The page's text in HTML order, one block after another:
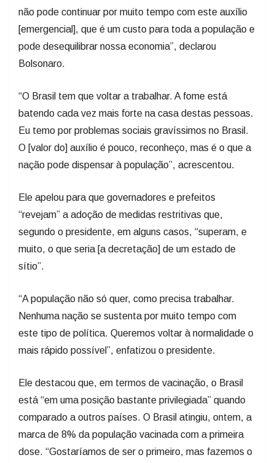
não pode continuar por muito tempo com este auxílio
[emergencial], que é um custo para toda a população e
pode desequilibrar nossa economia”, declarou
Bolsonaro.
“O Brasil tem que voltar a trabalhar. A fome está
batendo cada vez mais forte na casa destas pessoas.
Eu temo por problemas sociais gravíssimos no Brasil.
O [valor do] auxílio é pouco, reconheço, mas é o que a
nação pode dispensar à população”, acrescentou.
Ele apelou para que governadores e prefeitos
“revejam” a adoção de medidas restritivas que,
segundo o presidente, em alguns casos, “superam, e
muito, o que seria [a decretação] de um estado de
sítio”.
“A população não só quer, como precisa trabalhar.
Nenhuma nação se sustenta por muito tempo com
este tipo de política. Queremos voltar à normalidade o
mais rápido possível”, enfatizou o presidente.
Ele destacou que, em termos de vacinação, o Brasil
está “em uma posição bastante privilegiada” quando
comparado a outros países. O Brasil atingiu, ontem, a
marca de 8% da população vacinada com a primeira
dose. “Gostaríamos de ser o primeiro, mas fazemos o